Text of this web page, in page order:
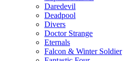
Daredevil
Deadpool
Divers
Doctor Strange
Eternals
Falcon & Winter Soldier